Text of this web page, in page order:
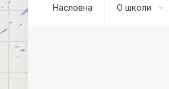
Насловна О школи